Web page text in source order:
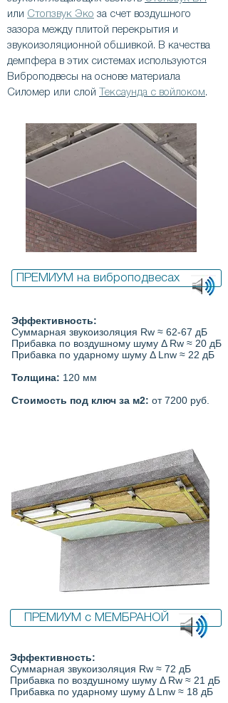
или Стопзвук Эко за счет воздушного
зазора между плитой перекрытия и
звукоизоляционной обшивкой. В качества
демпфера в этих системах используются
Виброподвесы на основе материала
Силомер или слой
Тексаунда с войлоком.
ПРЕМИУМ на виброподвесах
Эффективность:
Суммарная звукоизоляция Rw ≈ 62-67 дБ
Прибавка по воздушному шуму Δ Rw ≈ 20 дБ
Прибавка по ударному шуму Δ Lnw ≈ 22 дБ
Толщина: 120 мм
Стоимость под ключ за м2: от 7200 руб.
ПРЕМИУМ с МЕМБРАНОЙ
Эффективность:
Суммарная звукоизоляция Rw ≈ 72 дБ
Прибавка по воздушному шуму Δ Rw ≈ 21 дБ
Прибавка по ударному шуму Δ Lnw ≈ 18 дБ